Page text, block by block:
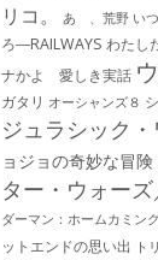
リコ。
あゝ、荒野 い
ろ―RAILWAYS わたし
ナかよ 愛しき実話
ガタリ オーシャンズ８
ジュラシック
ョジョの奇妙な冒
ター・ウォー
ダーマン：ホームカミン
ットエンドの思い出
ト